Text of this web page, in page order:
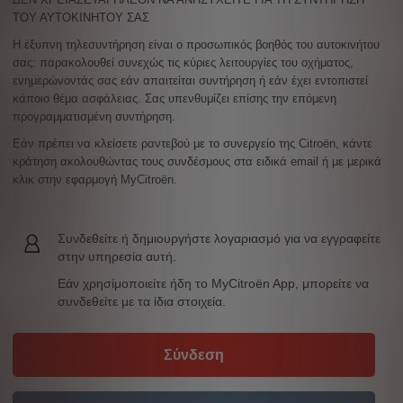
ΤΟΥ ΑΥΤΟΚΙΝΗΤΟΥ ΣΑΣ
Η έξυπνη τηλεσυντήρηση είναι ο προσωπικός βοηθός του αυτοκινήτου
σας: παρακολουθεί συνεχώς τις κύριες λειτουργίες του οχήματος,
ενημερώνοντάς σας εάν απαιτείται συντήρηση ή εάν έχει εντοπιστεί
κάποιο θέμα ασφάλειας. Σας υπενθυμίζει επίσης την επόμενη
προγραμματισμένη συντήρηση.
Εάν πρέπει να κλείσετε ραντεβού με το συνεργείο της Citroën, κάντε
κράτηση ακολουθώντας τους συνδέσμους στα ειδικά email ή με μερικά
κλικ στην εφαρμογή MyCitroën.
Συνδεθείτε ή δημιουργήστε λογαριασμό για να εγγραφείτε
στην υπηρεσία αυτή.
Εάν χρησίμοποιείτε ήδη το MyCitroën App, μπορείτε να
συνδεθείτε με τα ίδια στοιχεία.
Σύνδεση